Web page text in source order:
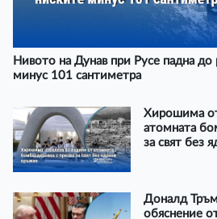
Нивото на Дунав при Русе падна
минус 101 сантиметра
Хирошима
атомната
за свят без
Доналд
обяснение